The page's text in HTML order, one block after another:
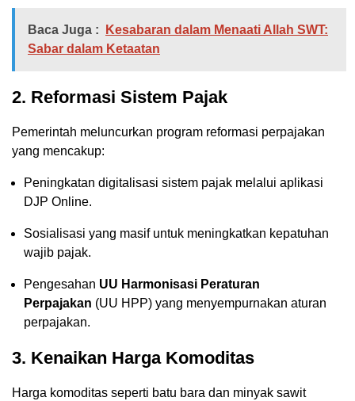
Baca Juga :
Kesabaran dalam Menaati Allah SWT:
Sabar dalam Ketaatan
2. Reformasi Sistem Pajak
Pemerintah meluncurkan program reformasi perpajakan
yang mencakup:
Peningkatan digitalisasi sistem pajak melalui aplikasi
DJP Online.
Sosialisasi yang masif untuk meningkatkan kepatuhan
wajib pajak.
Pengesahan UU Harmonisasi Peraturan
Perpajakan (UU HPP) yang menyempurnakan aturan
perpajakan.
3. Kenaikan Harga Komoditas
Harga komoditas seperti batu bara dan minyak sawit